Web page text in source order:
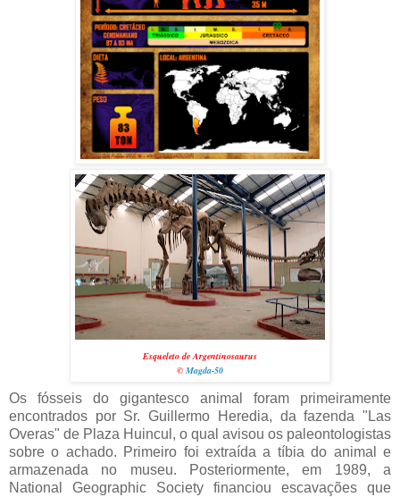
Esqueleto de Argentinosaurus
© Magda-50
Os fósseis do gigantesco animal foram primeiramente
encontrados por Sr. Guillermo Heredia, da fazenda "Las
Overas" de Plaza Huincul, o qual avisou os paleontologistas
sobre o achado. Primeiro foi extraída a tíbia do animal e
armazenada no museu. Posteriormente, em 1989, a
National Geographic Society financiou escavações que